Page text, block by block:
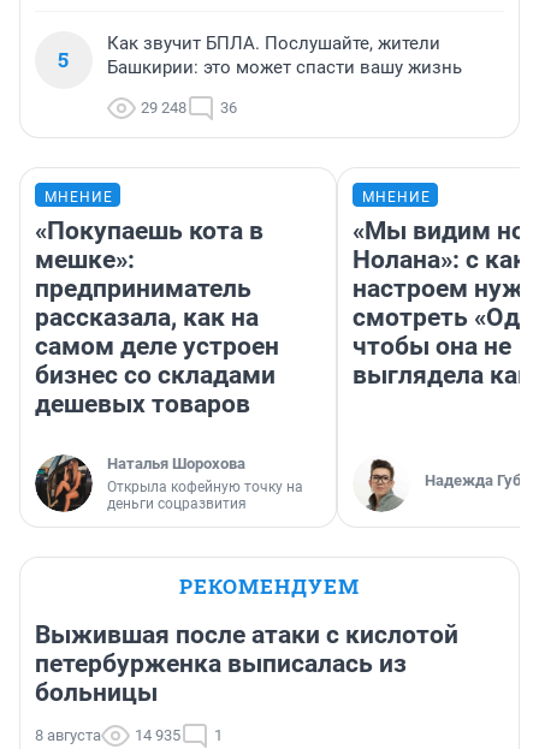
5
Как звучит БПЛА. Послушайте, жители
Башкирии: это может спасти вашу жизнь
29 248 36
МНЕНИЕ
«Покупаешь кота в
мешке»:
предприниматель
рассказала, как на
самом деле устроен
бизнес со складами
дешевых товаров
Наталья Шорохова
Открыла кофейную точку на
деньги соцразвития
МНЕНИЕ
«Мы видим
Нолана»: с
настроем
смотреть
чтобы она не
выглядела как
Надежда
РЕКОМЕНДУЕМ
Выжившая после атаки с кислотой
петербурженка выписалась из
больницы
8 августа 14 935 1